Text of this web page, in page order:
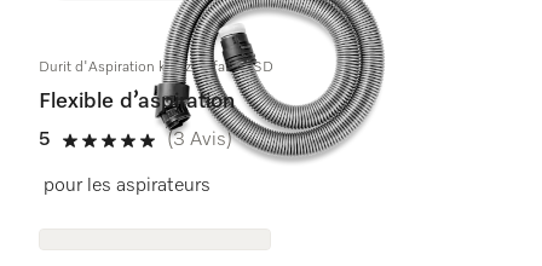
Durit d'Aspiration kpl. zweifarbig SD
Flexible d’aspiration
5
5 étoiles sur 5
(3 Avis)
pour les aspirateurs